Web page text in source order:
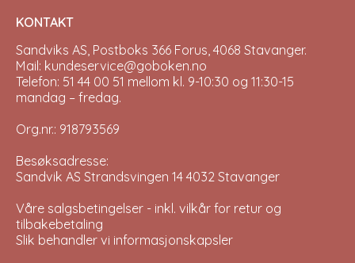
KONTAKT
Sandviks AS, Postboks 366 Forus, 4068 Stavanger.
Mail: kundeservice@goboken.no
Telefon: 51 44 00 51 mellom kl. 9-10:30 og 11:30-15
mandag – fredag.
Org.nr.: 918793569
Besøksadresse:
Sandvik AS Strandsvingen 14 4032 Stavanger
Våre salgsbetingelser - inkl. vilkår for retur og
tilbakebetaling
Slik behandler vi informasjonskapsler